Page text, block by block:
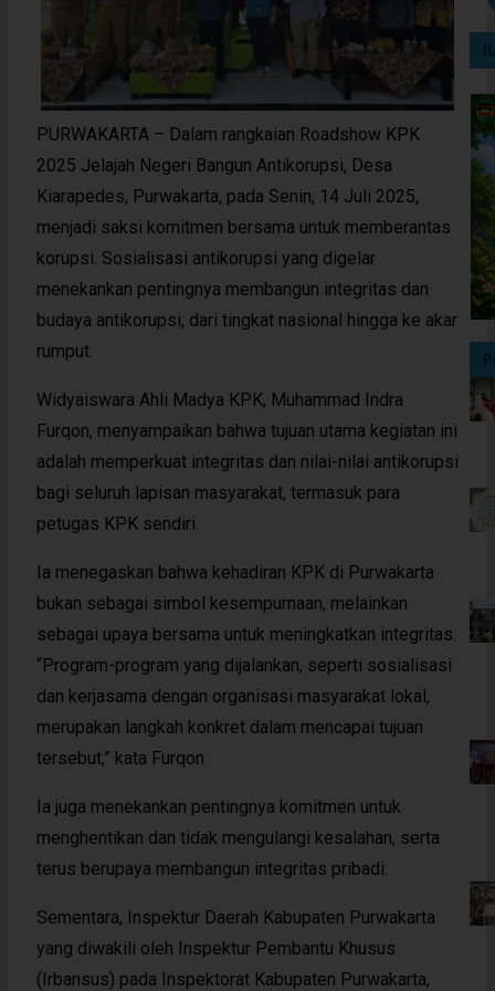
PURWAKARTA – Dalam rangkaian Roadshow KPK
2025 Jelajah Negeri Bangun Antikorupsi, Desa
Kiarapedes, Purwakarta, pada Senin, 14 Juli 2025,
menjadi saksi komitmen bersama untuk memberantas
korupsi. Sosialisasi antikorupsi yang digelar
menekankan pentingnya membangun integritas dan
budaya antikorupsi, dari tingkat nasional hingga ke akar
rumput.
Widyaiswara Ahli Madya KPK, Muhammad Indra
Furqon, menyampaikan bahwa tujuan utama kegiatan ini
adalah memperkuat integritas dan nilai-nilai antikorupsi
bagi seluruh lapisan masyarakat, termasuk para
petugas KPK sendiri.
Ia menegaskan bahwa kehadiran KPK di Purwakarta
bukan sebagai simbol kesempurnaan, melainkan
sebagai upaya bersama untuk meningkatkan integritas.
“Program-program yang dijalankan, seperti sosialisasi
dan kerjasama dengan organisasi masyarakat lokal,
merupakan langkah konkret dalam mencapai tujuan
tersebut,” kata Furqon
Ia juga menekankan pentingnya komitmen untuk
menghentikan dan tidak mengulangi kesalahan, serta
terus berupaya membangun integritas pribadi.
Sementara, Inspektur Daerah Kabupaten Purwakarta
yang diwakili oleh Inspektur Pembantu Khusus
(Irbansus) pada Inspektorat Kabupaten Purwakarta,